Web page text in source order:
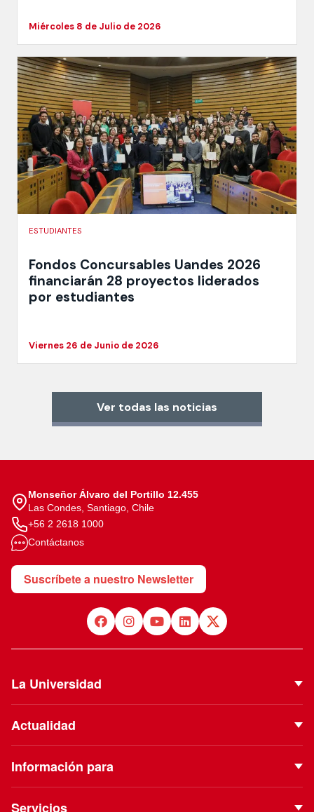
Miércoles 8 de Julio de 2026
ESTUDIANTES
Fondos Concursables Uandes 2026
financiarán 28 proyectos liderados
por estudiantes
Viernes 26 de Junio de 2026
Ver todas las noticias
Monseñor Álvaro del Portillo 12.455
Las Condes, Santiago, Chile
+56 2 2618 1000
Contáctanos
Suscríbete a nuestro Newsletter
La Universidad
Proyecto Institucional
Vinculación con el Medio
Actualidad
Podcast
Información para
Servicios